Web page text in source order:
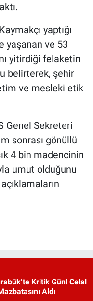
yaptığı
yaşanan ve 53
yitirdiği felaketin
belirterek, şehir
ve mesleki etik
Genel Sekreteri
sonrası gönüllü
4 bin madencinin
umut olduğunu
Kritik Gün! Celal
Aldı